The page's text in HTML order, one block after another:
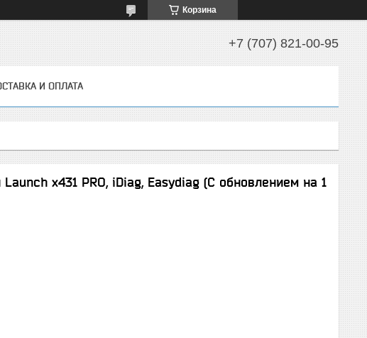
Корзина
+7 (707) 821-00-95
И ОПЛАТА
x431 PRO, iDiag, Easydiag (С обновлением на 1